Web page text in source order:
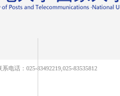
话：025-83492219,025-83535812